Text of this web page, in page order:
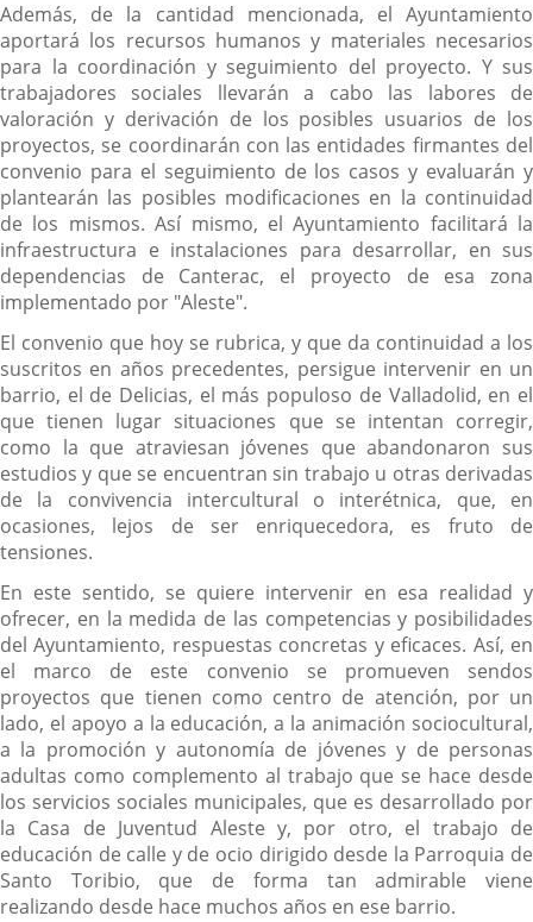
Además, de la cantidad mencionada, el Ayuntamiento
aportará los recursos humanos y materiales necesarios
para la coordinación y seguimiento del proyecto. Y sus
trabajadores sociales llevarán a cabo las labores de
valoración y derivación de los posibles usuarios de los
proyectos, se coordinarán con las entidades firmantes del
convenio para el seguimiento de los casos y evaluarán y
plantearán las posibles modificaciones en la continuidad
de los mismos. Así mismo, el Ayuntamiento facilitará la
infraestructura e instalaciones para desarrollar, en sus
dependencias de Canterac, el proyecto de esa zona
implementado por "Aleste".
El convenio que hoy se rubrica, y que da continuidad a los
suscritos en años precedentes, persigue intervenir en un
barrio, el de Delicias, el más populoso de Valladolid, en el
que tienen lugar situaciones que se intentan corregir,
como la que atraviesan jóvenes que abandonaron sus
estudios y que se encuentran sin trabajo u otras derivadas
de la convivencia intercultural o interétnica, que, en
ocasiones, lejos de ser enriquecedora, es fruto de
tensiones.
En este sentido, se quiere intervenir en esa realidad y
ofrecer, en la medida de las competencias y posibilidades
del Ayuntamiento, respuestas concretas y eficaces. Así, en
el marco de este convenio se promueven sendos
proyectos que tienen como centro de atención, por un
lado, el apoyo a la educación, a la animación sociocultural,
a la promoción y autonomía de jóvenes y de personas
adultas como complemento al trabajo que se hace desde
los servicios sociales municipales, que es desarrollado por
la Casa de Juventud Aleste y, por otro, el trabajo de
educación de calle y de ocio dirigido desde la Parroquia de
Santo Toribio, que de forma tan admirable viene
realizando desde hace muchos años en ese barrio.